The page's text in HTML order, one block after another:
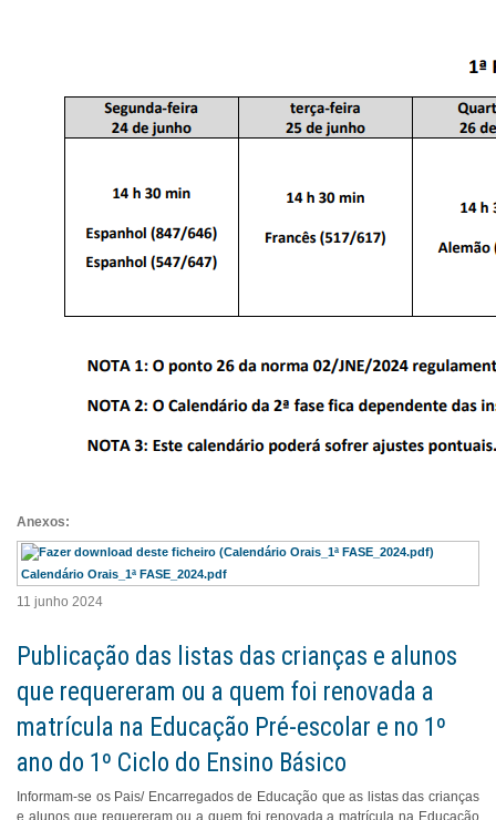
Anexos:
Calendário Orais_1ª FASE_2024.pdf
11 junho 2024
Publicação das listas das crianças e alunos
que requereram ou a quem foi renovada a
matrícula na Educação Pré-escolar e no 1º
ano do 1º Ciclo do Ensino Básico
Informam-se os Pais/ Encarregados de Educação que as listas das crianças
e alunos que requereram ou a quem foi renovada a matrícula na Educação